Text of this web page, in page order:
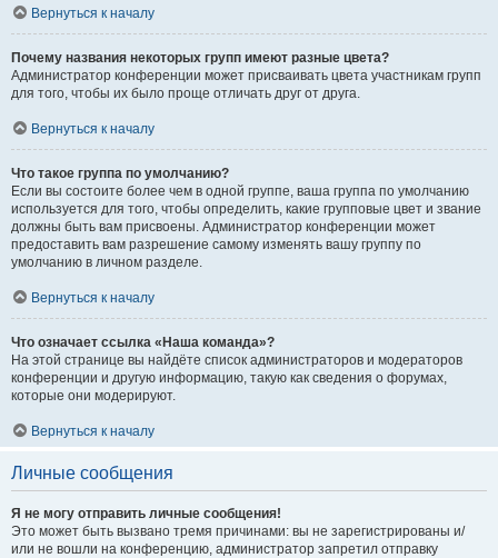
Вернуться к началу
Почему названия некоторых групп имеют разные цвета?
Администратор конференции может присваивать цвета участникам групп
для того, чтобы их было проще отличать друг от друга.
Вернуться к началу
Что такое группа по умолчанию?
Если вы состоите более чем в одной группе, ваша группа по умолчанию
используется для того, чтобы определить, какие групповые цвет и звание
должны быть вам присвоены. Администратор конференции может
предоставить вам разрешение самому изменять вашу группу по
умолчанию в личном разделе.
Вернуться к началу
Что означает ссылка «Наша команда»?
На этой странице вы найдёте список администраторов и модераторов
конференции и другую информацию, такую как сведения о форумах,
которые они модерируют.
Вернуться к началу
Личные сообщения
Я не могу отправить личные сообщения!
Это может быть вызвано тремя причинами: вы не зарегистрированы и/
или не вошли на конференцию, администратор запретил отправку